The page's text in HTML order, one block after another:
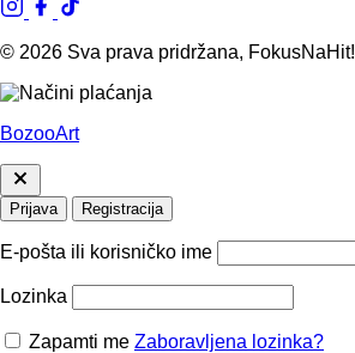
© 2026 Sva prava pridržana, FokusNaHit!
BozooArt
Prijava Registracija
E-pošta ili korisničko ime
Lozinka
Zapamti me Zaboravljena lozinka?